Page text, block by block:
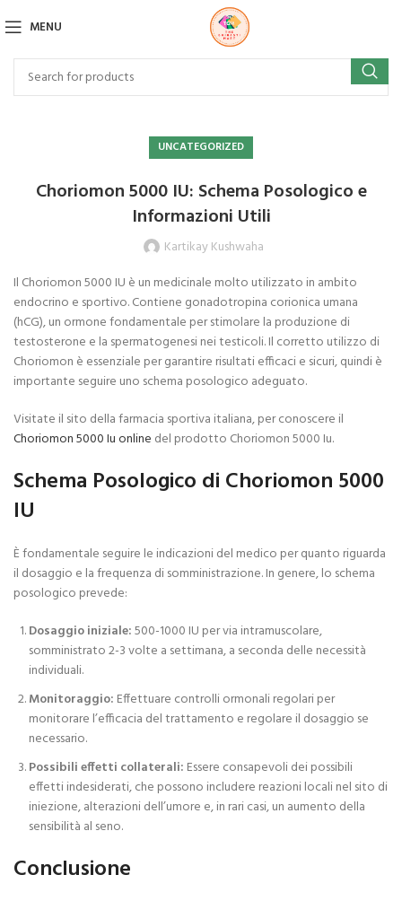
MENU
UNCATEGORIZED
Choriomon 5000 IU: Schema Posologico e
Informazioni Utili
Kartikay Kushwaha
Il Choriomon 5000 IU è un medicinale molto utilizzato in ambito
endocrino e sportivo. Contiene gonadotropina corionica umana
(hCG), un ormone fondamentale per stimolare la produzione di
testosterone e la spermatogenesi nei testicoli. Il corretto utilizzo di
Choriomon è essenziale per garantire risultati efficaci e sicuri, quindi è
importante seguire uno schema posologico adeguato.
Visitate il sito della farmacia sportiva italiana, per conoscere il
Choriomon 5000 Iu online del prodotto Choriomon 5000 Iu.
Schema Posologico di Choriomon 5000
IU
È fondamentale seguire le indicazioni del medico per quanto riguarda
il dosaggio e la frequenza di somministrazione. In genere, lo schema
posologico prevede:
Dosaggio iniziale:500-1000 IU per via intramuscolare,
somministrato 2-3 volte a settimana, a seconda delle necessità
individuali.
Monitoraggio: Effettuare controlli ormonali regolari per
monitorare l’efficacia del trattamento e regolare il dosaggio se
necessario.
Possibili effetti collaterali: Essere consapevoli dei possibili
effetti indesiderati, che possono includere reazioni locali nel sito di
iniezione, alterazioni dell’umore e, in rari casi, un aumento della
sensibilità al seno.
Conclusione